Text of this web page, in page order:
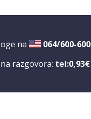
na 064/600-600
razgovora: